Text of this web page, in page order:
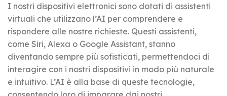
I nostri dispositivi elettronici sono dotati di assistenti
virtuali che utilizzano l’AI per comprendere e
rispondere alle nostre richieste. Questi assistenti,
come Siri, Alexa o Google Assistant, stanno
diventando sempre più sofisticati, permettendoci di
interagire con i nostri dispositivi in modo più naturale
e intuitivo. L’AI è alla base di queste tecnologie,